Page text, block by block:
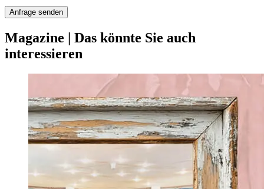
Anfrage senden
Magazine
Das könnte Sie auch
interessieren